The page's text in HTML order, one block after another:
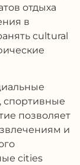
отдыха
в
cultural
спортивные
позволяет
и
cities